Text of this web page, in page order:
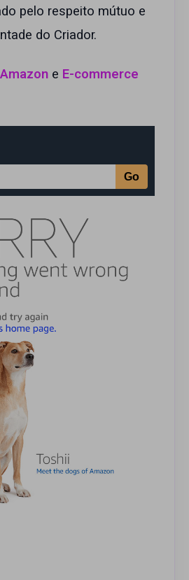
pelo respeito mútuo e
do Criador.
Amazon e E-commerce